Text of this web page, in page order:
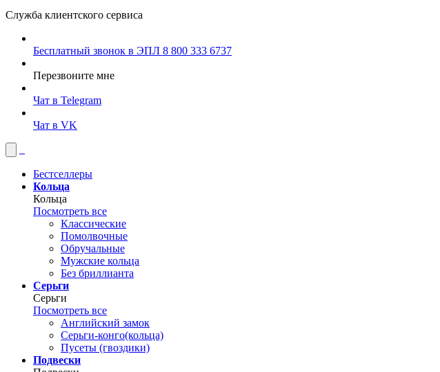
Служба клиентского сервиса
Бесплатный звонок в ЭПЛ 8 800 333 6737
Перезвоните мне
Чат в Telegram
Чат в VK
Бестселлеры
Кольца
Кольца
Посмотреть все
Классические
Помолвочные
Обручальные
Мужские кольца
Без бриллианта
Серьги
Серьги
Посмотреть все
Английский замок
Серьги-конго(кольца)
Пусеты (гвоздики)
Подвески